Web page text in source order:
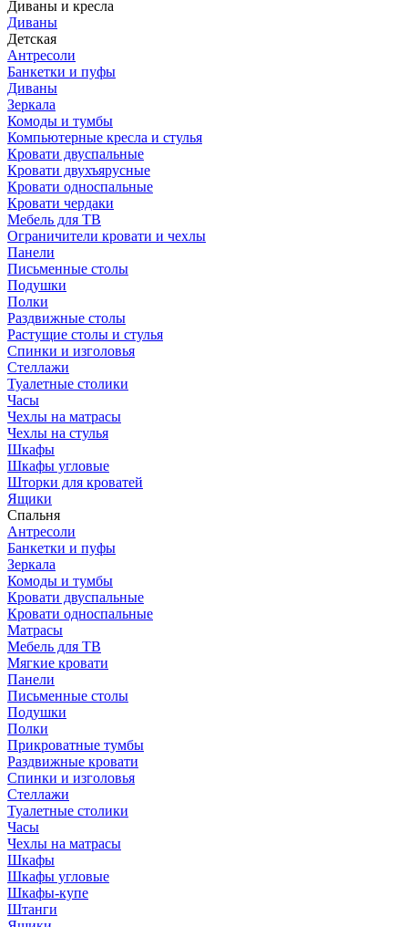
Диваны и кресла
Диваны
Детская
Антресоли
Банкетки и пуфы
Диваны
Зеркала
Комоды и тумбы
Компьютерные кресла и стулья
Кровати двуспальные
Кровати двухъярусные
Кровати односпальные
Кровати чердаки
Мебель для ТВ
Ограничители кровати и чехлы
Панели
Письменные столы
Подушки
Полки
Раздвижные столы
Растущие столы и стулья
Спинки и изголовья
Стеллажи
Туалетные столики
Часы
Чехлы на матрасы
Чехлы на стулья
Шкафы
Шкафы угловые
Шторки для кроватей
Ящики
Спальня
Антресоли
Банкетки и пуфы
Зеркала
Комоды и тумбы
Кровати двуспальные
Кровати односпальные
Матрасы
Мебель для ТВ
Мягкие кровати
Панели
Письменные столы
Подушки
Полки
Прикроватные тумбы
Раздвижные кровати
Спинки и изголовья
Стеллажи
Туалетные столики
Часы
Чехлы на матрасы
Шкафы
Шкафы угловые
Шкафы-купе
Штанги